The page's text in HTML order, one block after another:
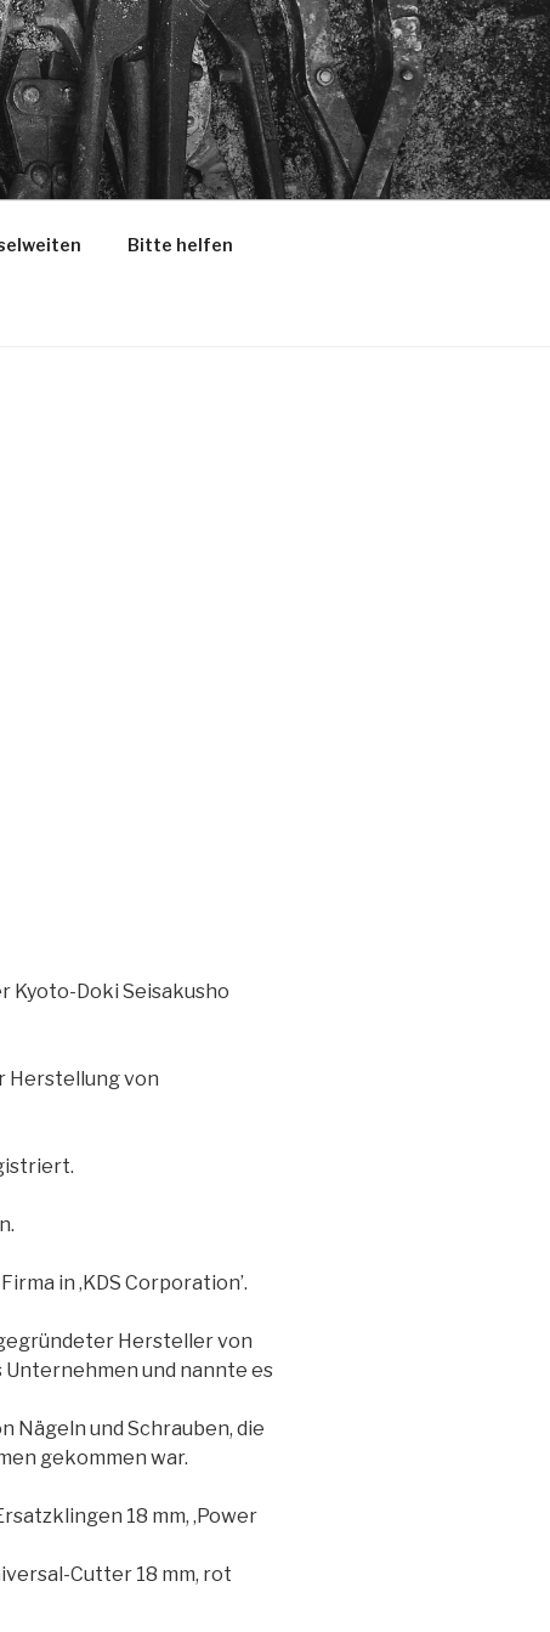
Bitte helfen
Kyoto-Doki Seisakusho
Herstellung von
in ‚KDS Corporation’.
Hersteller von
Unternehmen und nannte es
Nägeln und Schrauben, die
gekommen war.
18 mm, ‚Power
Cutter 18 mm, rot